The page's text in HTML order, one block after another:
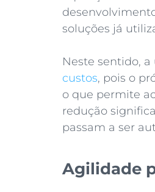
soluções já
Neste sentido,
custos, pois o
o que permite
redução
passam a ser
Agilidade